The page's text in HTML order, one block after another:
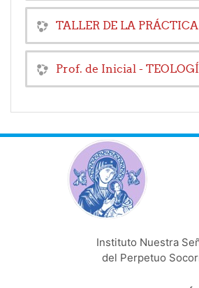
TALLER DE LA
Prof. de Inicial -
Instituto Nuestra
del Perpetuo